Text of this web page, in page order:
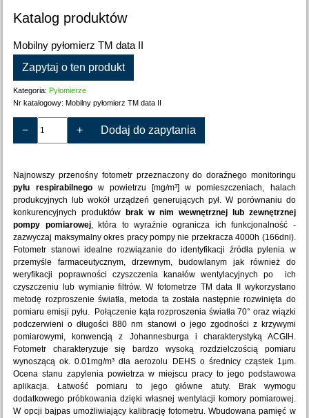
Katalog produktów
Mobilny pyłomierz TM data II
Zapytaj o ten produkt
Kategoria: Pyłomierze
Nr katalogowy:Mobilny pyłomierz TM data II
− + Dodaj do zapytania
Najnowszy przenośny fotometr przeznaczony do doraźnego monitoringu
pyłu respirabilnegow powietrzu [mg/m³] w pomieszczeniach, halach
produkcyjnych lub wokół urządzeń generujących pył. W porównaniu do
konkurencyjnych produktów
brak w nim wewnętrznej lub zewnętrznej
pompy pomiarowej, która to wyraźnie ogranicza ich funkcjonalność -
zazwyczaj maksymalny okres pracy pompy nie przekracza 4000h (166dni).
Fotometr stanowi idealne rozwiązanie do identyfikacji źródła pylenia w
przemyśle farmaceutycznym, drzewnym, budowlanym jak również do
weryfikacji poprawności czyszczenia kanałów wentylacyjnych po ich
czyszczeniu lub wymianie filtrów. W fotometrze TM data II wykorzystano
metodę rozproszenie światła, metoda ta została następnie rozwinięta do
pomiaru emisji pyłu. Połączenie kąta rozproszenia światła 70° oraz wiązki
podczerwieni o długości 880 nm stanowi o jego zgodności z krzywymi
pomiarowymi, konwencją z Johannesburga i charakterystyką ACGIH.
Fotometr charakteryzuje się bardzo wysoką rozdzielczością pomiaru
wynoszącą ok. 0.01mg/m³ dla aerozolu DEHS o średnicy cząstek 1μm.
Ocena stanu zapylenia powietrza w miejscu pracy to jego podstawowa
aplikacja. Łatwość pomiaru to jego główne atuty. Brak wymogu
dodatkowego próbkowania dzięki własnej wentylacji komory pomiarowej.
W opcji bajpas umożliwiający kalibrację fotometru. Wbudowana pamięć w